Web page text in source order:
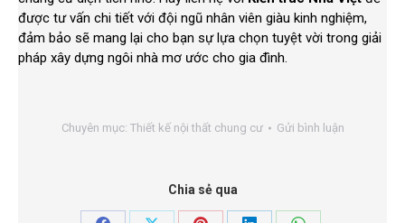
được tư vấn chi tiết với đội ngũ nhân viên giàu kinh nghiệm,
đảm bảo sẽ mang lại cho bạn sự lựa chọn tuyệt vời trong giải
pháp xây dựng ngôi nhà mơ ước cho gia đình.
Chuyên mục: Thiết kế nội thất chung cư Gửi bình luận
Chia sẻ qua